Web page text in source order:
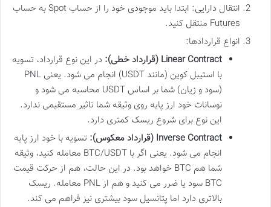
انتقال دارایی: ابتدا باید موجودی خود را از حساب Spot به حساب
Futures منتقل کنید.
انواع قراردادها:
Linear Contract (قرارداد خطی):
در این نوع قرارداد، تسویه
با استیبل کوین (مانند USDT) انجام می شود. یعنی PNL
(سود و زیان) شما بر اساس USDT محاسبه می شود و
نوسانات خود ارز پایه روی وثیقه شما تاثیر مستقیمی ندارد.
این نوع برای شروع ریسک کمتری دارد.
Inverse Contract (قرارداد معکوس):
تسویه با خود ارز پایه
انجام می شود. یعنی اگر با BTC/USDT معامله کنید، وثیقه
شما هم BTC خواهد بود. در این حالت، هم از حرکت قیمت
BTC سود یا ضرر می کنید و هم از PNL معامله. ریسک
بالاتری دارد اما پتانسیل سود بیشتری نیز فراهم می کند.